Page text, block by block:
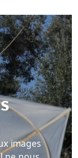
images